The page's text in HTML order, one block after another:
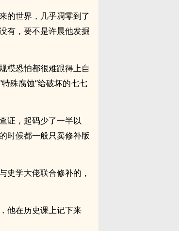
的世界，几乎凋零到了
有，要不是许晨他发掘
模恐怕都很难跟得上自
殊腐蚀”给破坏的七七
证，起码少了一半以
时候都一般只卖修补版
史学大佬联合修补的，
他在历史课上记下来